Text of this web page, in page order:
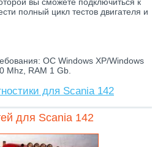
вы сможете подключиться к
полный цикл тестов двигателя и
ОС Windows XP/Windows
Mhz, RAM 1 Gb.
для Scania 142
для Scania 142